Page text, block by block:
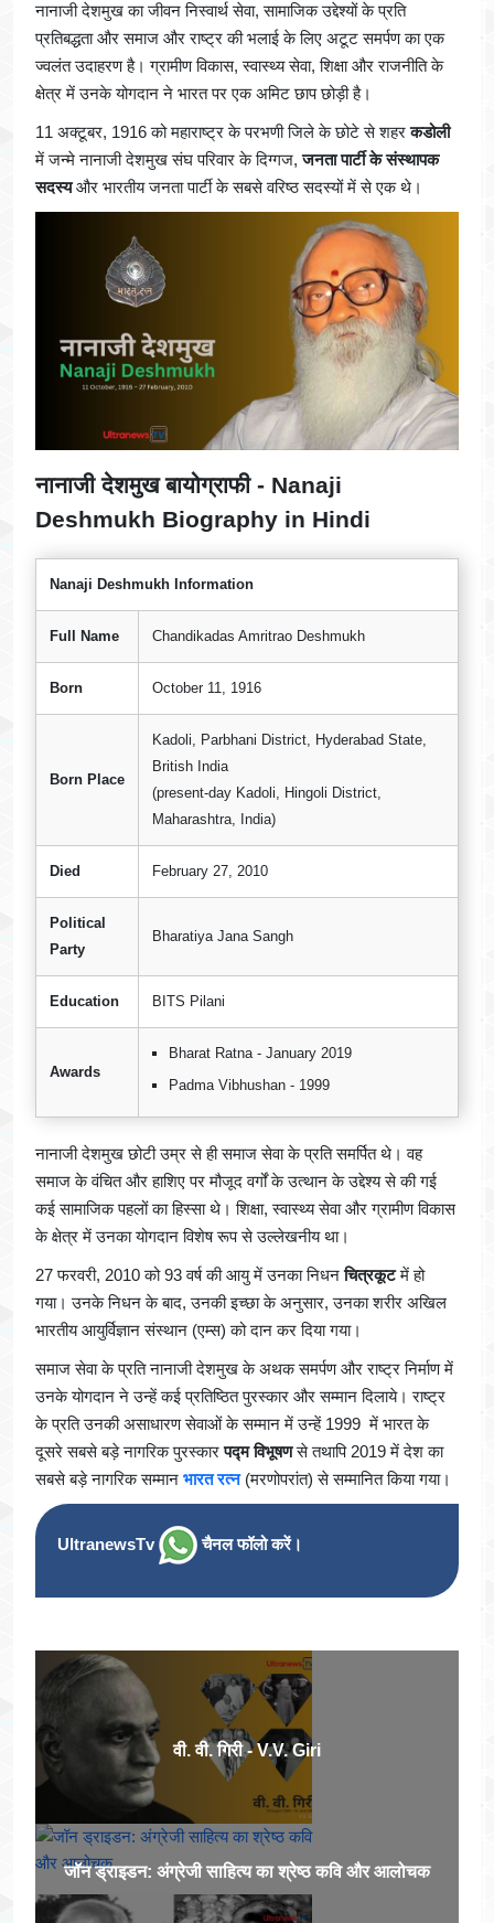
नानाजी देशमुख का जीवन निस्वार्थ सेवा, सामाजिक उद्देश्यों के प्रति
प्रतिबद्धता और समाज और राष्ट्र की भलाई के लिए अटूट समर्पण का एक
ज्वलंत उदाहरण है। ग्रामीण विकास, स्वास्थ्य सेवा, शिक्षा और राजनीति के
क्षेत्र में उनके योगदान ने भारत पर एक अमिट छाप छोड़ी है।
11 अक्टूबर, 1916 को महाराष्ट्र के परभणी जिले के छोटे से शहरकडोली
में जन्मे नानाजी देशमुख संघ परिवार के दिग्गज,जनता पार्टी के संस्थापक
सदस्यऔर भारतीय जनता पार्टी के सबसे वरिष्ठ सदस्यों में से एक थे।
नानाजी देशमुख बायोग्राफी - Nanaji
Deshmukh Biography in Hindi
Nanaji Deshmukh Information
Full Name Chandikadas Amritrao Deshmukh
Born October 11, 1916
Born Place
Kadoli, Parbhani District, Hyderabad State,
British India
(present-day Kadoli, Hingoli District,
Maharashtra, India)
Died February 27, 2010
Political
Party
Bharatiya Jana Sangh
Education BITS Pilani
Awards
Bharat Ratna - January 2019
Padma Vibhushan - 1999
नानाजी देशमुख छोटी उम्र से ही समाज सेवा के प्रति समर्पित थे। वह
समाज के वंचित और हाशिए पर मौजूद वर्गों के उत्थान के उद्देश्य से की गई
कई सामाजिक पहलों का हिस्सा थे। शिक्षा, स्वास्थ्य सेवा और ग्रामीण विकास
के क्षेत्र में उनका योगदान विशेष रूप से उल्लेखनीय था।
27 फरवरी, 2010 को 93 वर्ष की आयु में उनका निधनचित्रकूटमें हो
गया। उनके निधन के बाद, उनकी इच्छा के अनुसार, उनका शरीर अखिल
भारतीय आयुर्विज्ञान संस्थान (एम्स) को दान कर दिया गया।
समाज सेवा के प्रति नानाजी देशमुख के अथक समर्पण और राष्ट्र निर्माण में
उनके योगदान ने उन्हें कई प्रतिष्ठित पुरस्कार और सम्मान दिलाये। राष्ट्र
के प्रति उनकी असाधारण सेवाओं के सम्मान में उन्हें 1999 में भारत के
दूसरे सबसे बड़े नागरिक पुरस्कारपद्म विभूषणसे तथापि 2019 में देश का
सबसे बड़े नागरिक सम्मान भारत रत्न (मरणोपरांत) से सम्मानित किया गया।
UltranewsTv चैनल फॉलो करें।
वी. वी. गिरी - V.V. Giri
जॉन ड्राइडन: अंग्रेजी साहित्य का श्रेष्ठ कवि और आलोचक